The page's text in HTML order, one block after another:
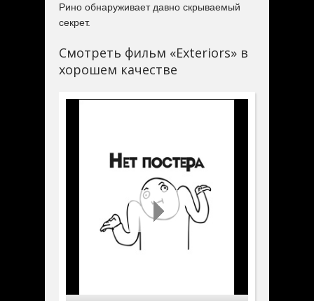
Рино обнаруживает давно скрываемый
секрет.
Смотреть фильм «Exteriors» в
хорошем качестве